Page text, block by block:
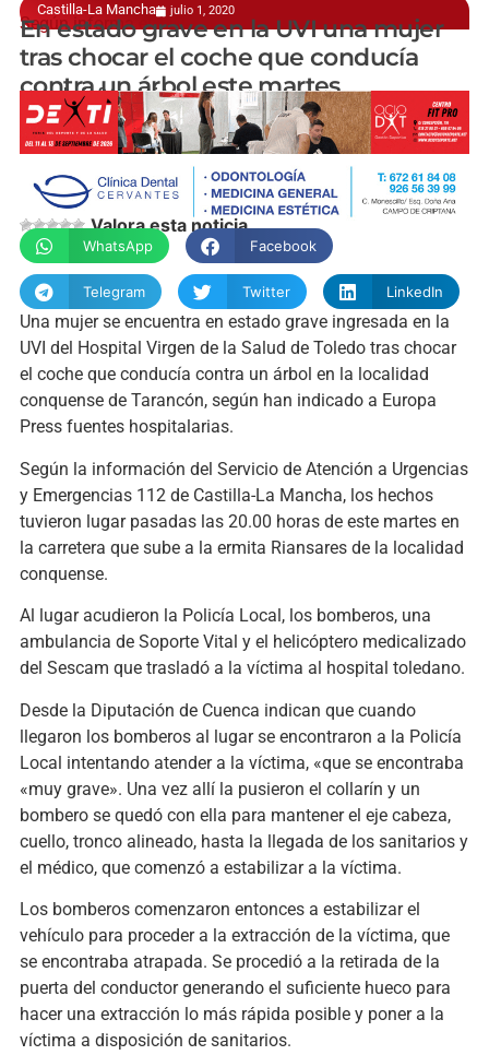
Castilla-La Mancha julio 1, 2020
Según informa el 112
En estado grave en la UVI una mujer
tras chocar el coche que conducía
contra un árbol este martes
manchainformacion.com
Valora esta noticia
WhatsApp Facebook
Telegram Twitter LinkedIn
Una mujer se encuentra en estado grave ingresada en la
UVI del Hospital Virgen de la Salud de Toledo tras chocar
el coche que conducía contra un árbol en la localidad
conquense de Tarancón, según han indicado a Europa
Press fuentes hospitalarias.
Según la información del Servicio de Atención a Urgencias
y Emergencias 112 de Castilla-La Mancha, los hechos
tuvieron lugar pasadas las 20.00 horas de este martes en
la carretera que sube a la ermita Riansares de la localidad
conquense.
Al lugar acudieron la Policía Local, los bomberos, una
ambulancia de Soporte Vital y el helicóptero medicalizado
del Sescam que trasladó a la víctima al hospital toledano.
Desde la Diputación de Cuenca indican que cuando
llegaron los bomberos al lugar se encontraron a la Policía
Local intentando atender a la víctima, «que se encontraba
«muy grave». Una vez allí la pusieron el collarín y un
bombero se quedó con ella para mantener el eje cabeza,
cuello, tronco alineado, hasta la llegada de los sanitarios y
el médico, que comenzó a estabilizar a la víctima.
Los bomberos comenzaron entonces a estabilizar el
vehículo para proceder a la extracción de la víctima, que
se encontraba atrapada. Se procedió a la retirada de la
puerta del conductor generando el suficiente hueco para
hacer una extracción lo más rápida posible y poner a la
víctima a disposición de sanitarios.